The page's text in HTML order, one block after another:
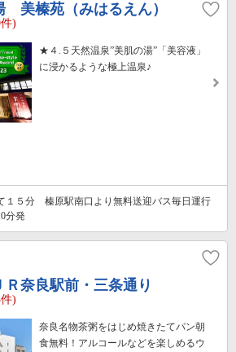
美榛苑（みはるえん）
)
★４.５天然温泉”美肌の湯”「美容液」
に浸かるような極上温泉♪
５分 榛原駅南口より無料送迎バス毎日運行
分発
Ｒ奈良駅前・三条通り
)
奈良名物茶粥をはじめ焼きたてパン朝
食無料！アルコールなどを楽しめるウ